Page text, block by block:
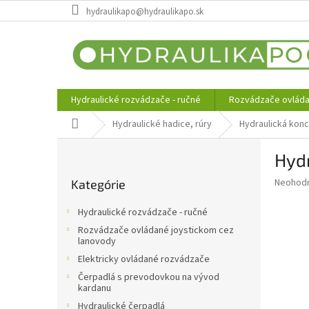
na
hydraulikapo@hydraulikapo.sk
Hydraulické rozvádzače - ručné Rozvádzače
DomovHydraulické hadice, rúry Hydraulická
kategórie
Kategórie
Hydraulické rozvádzače - ručné
Rozvádzače ovládané joystickom cez
lanovody
Elektricky ovládané rozvádzače
Čerpadlá s prevodovkou na vývod
kardanu
Hydraulické čerpadlá